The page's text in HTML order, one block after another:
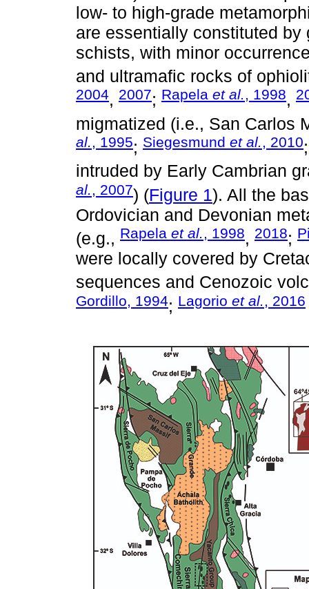
low- to high-grade
are essentially constituted
schists, with minor
and ultramafic rocks of
2004, 2007; Rapela et al., 1998,
migmatized (i.e., San Carlos
al., 1995; Siegesmund et al., 2010
intruded by Early Cambrian
al., 2007) (Figure 1). All the
Ordovician and Devonian
(e.g., Rapela et al., 1998, 2018;
were locally covered by
sequences and Cenozoic
Gordillo, 1994; Lagorio et al., 2016